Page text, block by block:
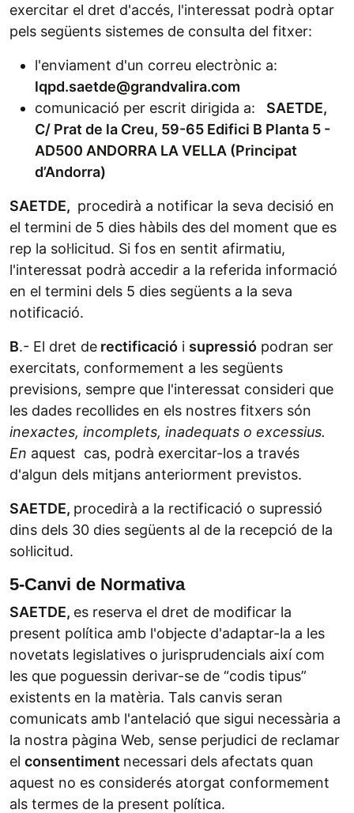
exercitar el dret d'accés, l'interessat podrà optar
pels següents sistemes de consulta del fitxer:
l'enviament d'un correu electrònic a:
lqpd.saetde@grandvalira.com
comunicació per escrit dirigida a:
SAETDE,
C/ Prat de la Creu, 59-65 Edifici B Planta 5 -
AD500 ANDORRA LA VELLA (Principat
d’Andorra)
SAETDE, procedirà a notificar la seva decisió en
el termini de 5 dies hàbils des del moment que es
rep la sol·licitud. Si fos en sentit afirmatiu,
l'interessat podrà accedir a la referida informació
en el termini dels 5 dies següents a la seva
notificació.
B.- El dret de rectificació i supressió podran ser
exercitats, conformement a les següents
previsions, sempre que l'interessat consideri que
les dades recollides en els nostres fitxers són
inexactes, incomplets, inadequats o excessius.
En aquest cas, podrà exercitar-los a través
d'algun dels mitjans anteriorment previstos.
SAETDE, procedirà a la rectificació o supressió
dins dels 30 dies següents al de la recepció de la
sol·licitud.
5-Canvi de Normativa
SAETDE, es reserva el dret de modificar la
present política amb l'objecte d'adaptar-la a les
novetats legislatives o jurisprudencials així com
les que poguessin derivar-se de “codis tipus”
existents en la matèria. Tals canvis seran
comunicats amb l'antelació que sigui necessària a
la nostra pàgina Web, sense perjudici de reclamar
el consentiment necessari dels afectats quan
aquest no es considerés atorgat conformement
als termes de la present política.